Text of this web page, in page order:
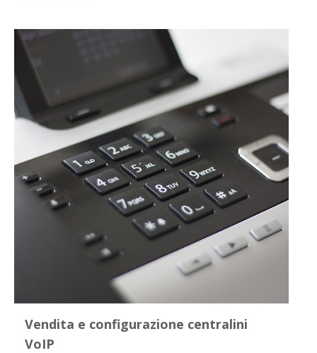
Vendita e configurazione centralini
VoIP